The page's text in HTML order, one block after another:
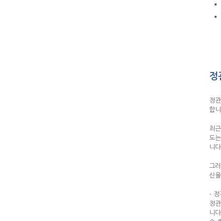
정
정
합
최
도
니
그
신
- 정
정
니